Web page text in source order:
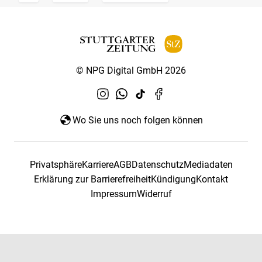
© NPG Digital GmbH 2026
Wo Sie uns noch folgen können
PrivatsphäreKarriereAGBDatenschutzMediadaten
Erklärung zur BarrierefreiheitKündigungKontakt
ImpressumWiderruf